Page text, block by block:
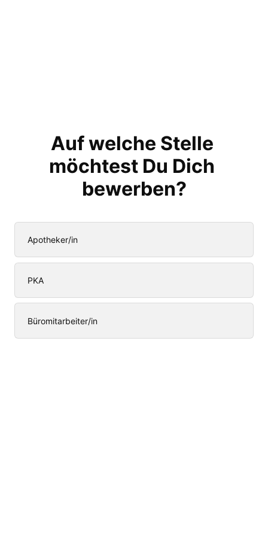
Auf welche Stelle
möchtest Du Dich
bewerben?
Apotheker/in
PKA
Büromitarbeiter/in